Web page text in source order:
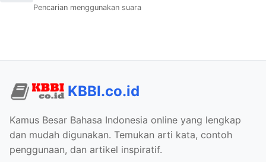
Pencarian menggunakan suara
KBBI.co.id
Kamus Besar Bahasa Indonesia online yang lengkap
dan mudah digunakan. Temukan arti kata, contoh
penggunaan, dan artikel inspiratif.